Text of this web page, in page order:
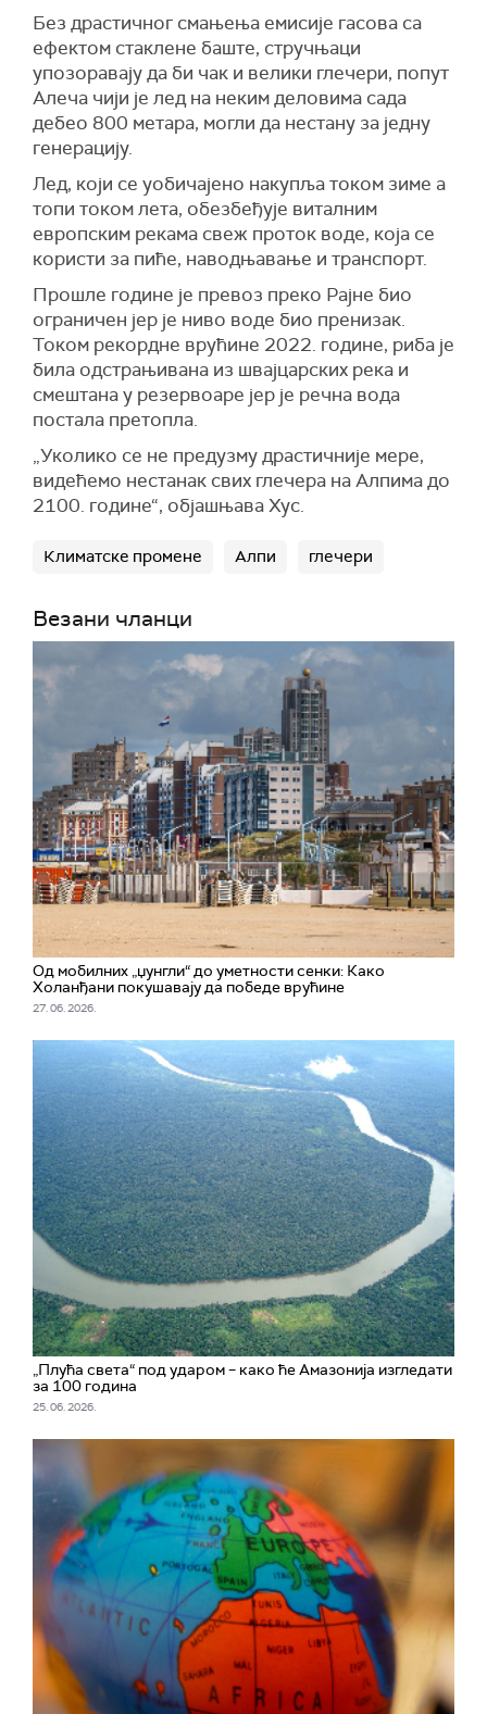
Без драстичног смањења емисије гасова са
ефектом стаклене баште, стручњаци
упозоравају да би чак и велики глечери, попут
Алеча чији је лед на неким деловима сада
дебео 800 метара, могли да нестану за једну
генерацију.
Лед, који се уобичајено накупља током зиме а
топи током лета, обезбеђује виталним
европским рекама свеж проток воде, која се
користи за пиће, наводњавање и транспорт.
Прошле године је превоз преко Рајне био
ограничен јер је ниво воде био пренизак.
Током рекордне врућине 2022. године, риба је
била одстрањивана из швајцарских река и
смештана у резервоаре јер је речна вода
постала претопла.
„Уколико се не предузму драстичније мере,
видећемо нестанак свих глечера на Алпима до
2100. године“, објашњава Хус.
Климатске промене Алпи глечери
Везани чланци
Од мобилних „џунгли“ до уметности сенки: Како
Холанђани покушавају да победе врућине
27. 06. 2026.
„Плућа света“ под ударом – како ће Амазонија изгледати
за 100 година
25. 06. 2026.